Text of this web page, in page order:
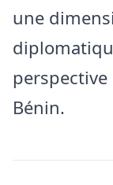
une
perspective
Bénin.